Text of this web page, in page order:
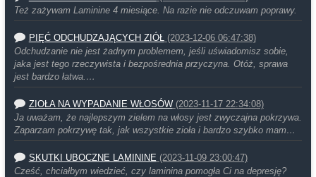
Też zażywam Laminine 4 miesiące. Na razie nie odczuwam poprawy.
PIĘĆ ODCHUDZAJĄCYCH ZIÓŁ (2023-12-06 06:47:38)
Odchudzanie nie jest żadnym problemem, jeśli uświadomisz sobie,
jaka jest tego rzeczywista i bezpośrednia przyczyna. Otóż, sprawa
jest bardzo łatwa.…
ZIOŁA NA WYPADANIE WŁOSÓW (2023-11-17 22:34:08)
Ja uważam, że najlepszym zielem na włosy jest zwyczajna pokrzywa.
Zaparzam pokrzywę tak, jak wszystkie zioła i bardzo szybko mam…
SKUTKI UBOCZNE LAMININE (2023-11-09 23:00:47)
Cześć, chciałbym wiedzieć, czy laminina pomogła Ci na depresję?